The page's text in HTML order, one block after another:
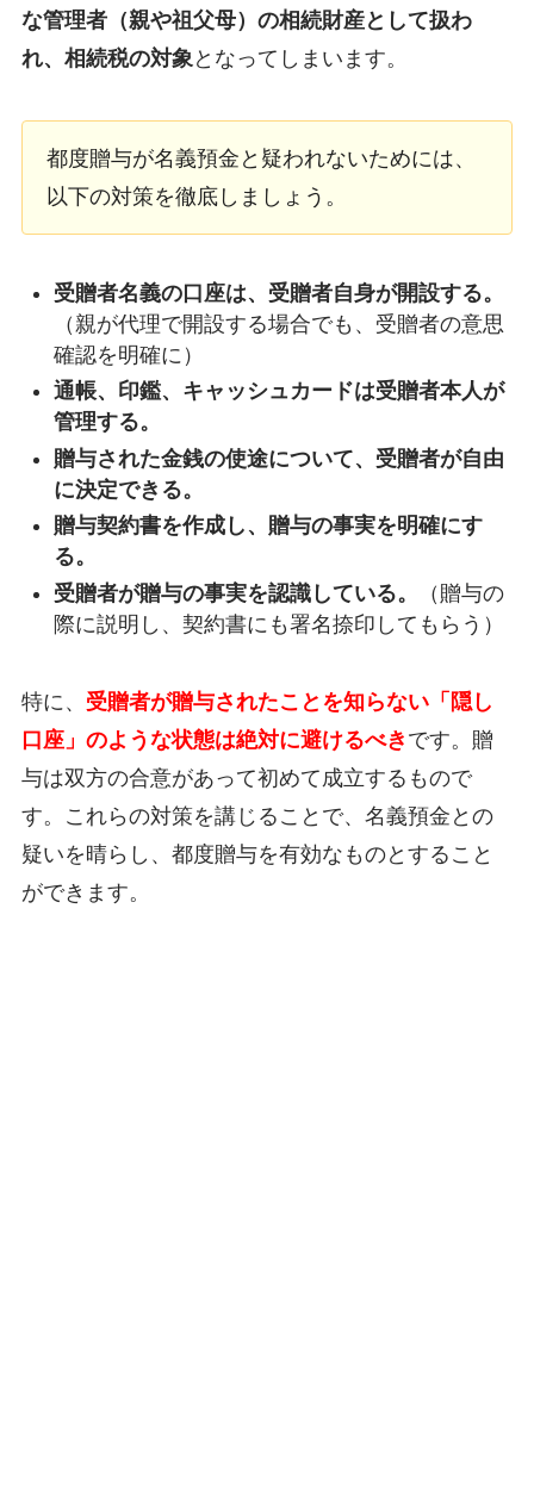
な管理者（親や祖父母）の相続財産として扱わ
れ、相続税の対象となってしまいます。
都度贈与が名義預金と疑われないためには、
以下の対策を徹底しましょう。
受贈者名義の口座は、受贈者自身が開設する。
（親が代理で開設する場合でも、受贈者の意思
確認を明確に）
通帳、印鑑、キャッシュカードは受贈者本人が
管理する。
贈与された金銭の使途について、受贈者が自由
に決定できる。
贈与契約書を作成し、贈与の事実を明確にす
る。
受贈者が贈与の事実を認識している。
（贈与の
際に説明し、契約書にも署名捺印してもらう）
特に、 受贈者が贈与されたことを知らない「隠し
口座」のような状態は絶対に避けるべき です。贈
与は双方の合意があって初めて成立するもので
す。これらの対策を講じることで、名義預金との
疑いを晴らし、都度贈与を有効なものとすること
ができます。